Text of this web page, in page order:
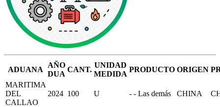
ADUANA
AÑO
DUA
CANT.
UNIDAD
MEDIDA
PRODUCTO ORIGEN
MARITIMA
DEL
CALLAO
2024 100 U - - Las demás CHINA